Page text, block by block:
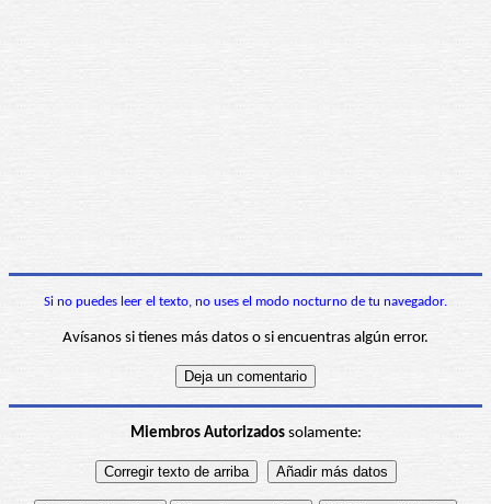
Si no puedes leer el texto, no uses el modo nocturno de tu navegador.
Avísanos si tienes más datos o si encuentras algún error.
Miembros Autorizadossolamente: